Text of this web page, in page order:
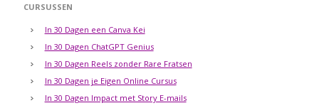
CURSUSSEN
In 30 Dagen een Canva Kei
In 30 Dagen ChatGPT Genius
In 30 Dagen Reels zonder Rare Fratsen
In 30 Dagen je Eigen Online Cursus
In 30 Dagen Impact met Story E-mails